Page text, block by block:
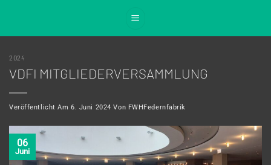
springen
2024
VDFI MITGLIEDERVERSAMMLUNG
Veröffentlicht Am6. Juni 2024 Von FWHFedernfabrik
06
Juni